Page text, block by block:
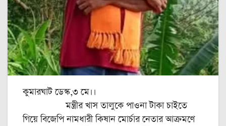
কুমারঘাট ডেস্ক,৩ মে।।
মন্ত্রীর খাস তালুকে পাওনা টাকা চাইতে
গিয়ে বিজেপি নামধারী কিষান মোর্চার নেতার আক্রমণে